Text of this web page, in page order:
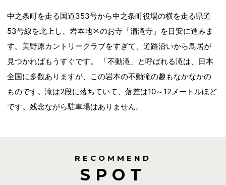
中之条町を走る国道353号から中之条町役場の横を走る県道
53号線を北上し、岩本地区のお寺「清滝寺」を目安に進みま
す。美野原カントリークラブをすぎて、道路沿いから鳥居が
見つかればもうすぐです。 「不動滝」と呼ばれる滝は、日本
全国に多数ありますが、この岩本の不動滝の趣もなかなかの
ものです。滝は2段に落ちていて、落差は10～12メートルほど
です。残念ながら駐車場はありません。
RECOMMEND
SPOT